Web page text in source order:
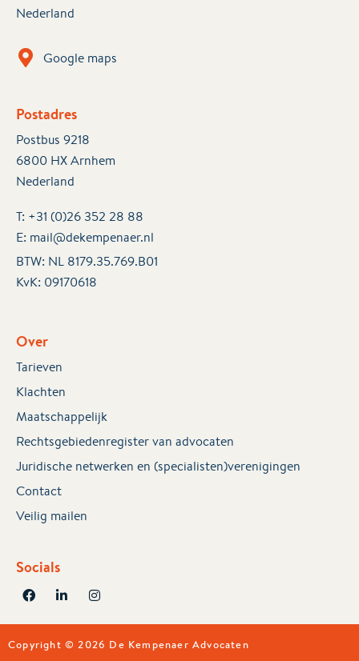
Nederland
Google maps
Postadres
Postbus 9218
6800 HX Arnhem
Nederland
T: +31 (0)26 352 28 88
E: mail@dekempenaer.nl
BTW: NL 8179.35.769.B01
KvK: 09170618
Over
Tarieven
Klachten
Maatschappelijk
Rechtsgebiedenregister van advocaten
Juridische netwerken en (specialisten)verenigingen
Contact
Veilig mailen
Socials
Copyright © 2026 De Kempenaer Advocaten